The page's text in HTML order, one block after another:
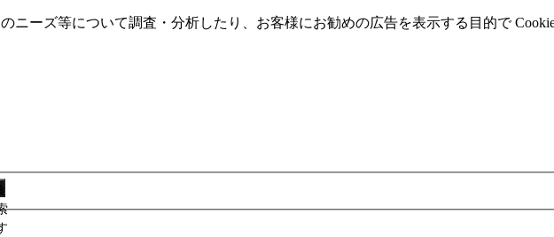
ニーズ等について調査・分析したり、お客様にお勧めの広告を表⽰する⽬的で